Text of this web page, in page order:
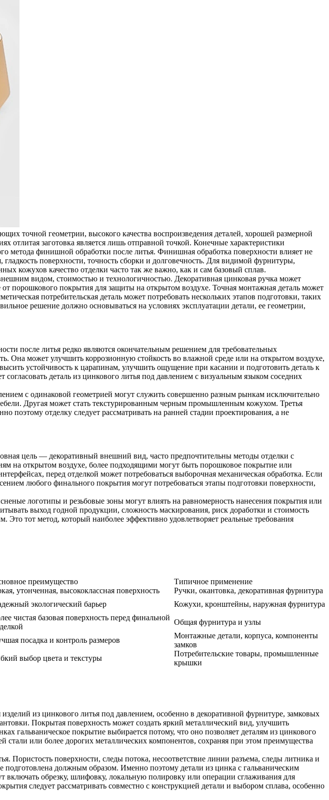
точной геометрии, высокого качества воспроизведения деталей, хорошей размерной
отлитая заготовка является лишь отправной точкой. Конечные характеристики
метода финишной обработки после литья. Финишная обработка поверхности влияет не
поверхности, точность сборки и долговечность. Для видимой фурнитуры,
кожухов качество отделки часто так же важно, как и сам базовый сплав.
видом, стоимостью и технологичностью. Декоративная цинковая ручка может
от порошкового покрытия для защиты на открытом воздухе. Точная монтажная деталь может
потребительская деталь может потребовать нескольких этапов подготовки, таких
решение должно основываться на условиях эксплуатации детали, ее геометрии,
после литья редко являются окончательным решением для требовательных
Она может улучшить коррозионную стойкость во влажной среде или на открытом воздухе,
устойчивость к царапинам, улучшить ощущение при касании и подготовить деталь к
деталь из цинкового литья под давлением с визуальным языком соседних
с одинаковой геометрией могут служить совершенно разным рынкам исключительно
Другая может стать текстурированным черным промышленным кожухом. Третья
отделку следует рассматривать на ранней стадии проектирования, а не
цель — декоративный внешний вид, часто предпочтительны методы отделки с
на открытом воздухе, более подходящими могут быть порошковое покрытие или
перед отделкой может потребоваться выборочная механическая обработка. Если
любого финального покрытия могут потребоваться этапы подготовки поверхности,
логотипы и резьбовые зоны могут влиять на равномерность нанесения покрытия или
выход годной продукции, сложность маскирования, риск доработки и стоимость
тот метод, который наиболее эффективно удовлетворяет реальные требования
преимущество
Типичное применение
утонченная, высококлассная поверхность
Ручки, окантовка, декоративная фурнитура
экологический барьер
Кожухи, кронштейны, наружная фурнитура
чистая базовая поверхность перед финальной
Общая фурнитура и узлы
посадка и контроль размеров
Монтажные детали, корпуса, компоненты
замков
выбор цвета и текстуры
Потребительские товары, промышленные
крышки
из цинкового литья под давлением, особенно в декоративной фурнитуре, замковых
Покрытая поверхность может создать яркий металлический вид, улучшить
гальваническое покрытие выбирается потому, что оно позволяет деталям из цинкового
или более дорогих металлических компонентов, сохраняя при этом преимущества
Пористость поверхности, следы потока, несоответствие линии разъема, следы литника и
подготовлена должным образом. Именно поэтому детали из цинка с гальваническим
обрезку, шлифовку, локальную полировку или операции сглаживания для
следует рассматривать совместно с конструкцией детали и выбором сплава, особенно